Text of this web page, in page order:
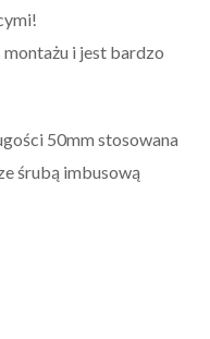
i jest bardzo
50mm stosowana
śrubą imbusową